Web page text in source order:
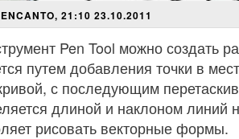
21:10 23.10.2011
Pen Tool можно создать
путем добавления точки в
с последующим
длиной и наклоном линий
рисовать векторные формы.